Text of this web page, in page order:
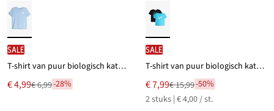
SALE
T-shirt van puur biologisch katoen met print op de rug
Nu
voor
€ 4,99
Van € 6,99-28%
SALE
T-shirt van puur biologisch katoen (set van 2)
Nu
voor
€ 7,99
Van
€ 15,99
€ 15,99-50%
2 stuks | € 4,00 / st.